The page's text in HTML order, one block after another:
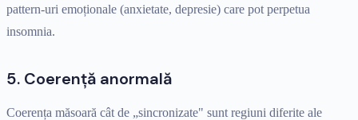
pattern-uri emoționale (anxietate, depresie) care pot perpetua
insomnia.
5. Coerență anormală
Coerența măsoară cât de „sincronizate" sunt regiuni diferite ale